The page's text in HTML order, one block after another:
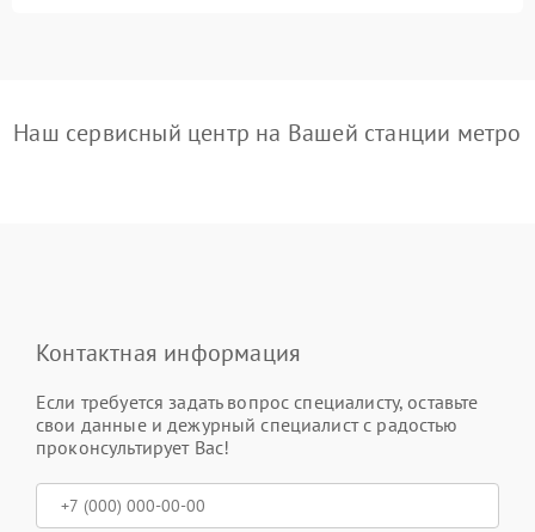
Наш сервисный центр на Вашей станции метро
Контактная информация
Если требуется задать вопрос специалисту, оставьте
свои данные и дежурный специалист с радостью
проконсультирует Вас!